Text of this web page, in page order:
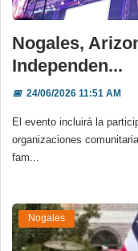
Nogales,
Independen...
📅24/06/2026 11:51 AM
El evento incluirá la
organizaciones
fam...
Nogales